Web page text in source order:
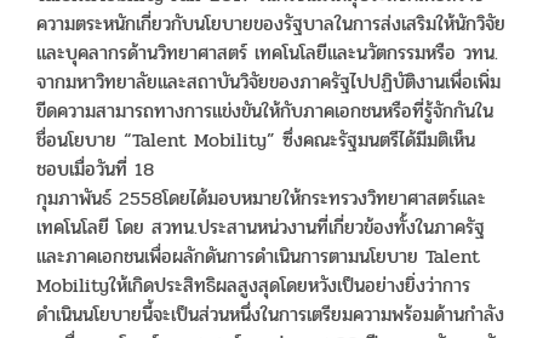
ความตระหนักเกี่ยวกับนโยบายของรัฐบาลในการส่งเสริมให้นักวิจัย
และบุคลากรด้านวิทยาศาสตร์ เทคโนโลยีและนวัตกรรมหรือ วทน.
จากมหาวิทยาลัยและสถาบันวิจัยของภาครัฐไปปฏิบัติงานเพื่อเพิ่ม
ขีดความสามารถทางการแข่งขันให้กับภาคเอกชนหรือที่รู้จักกันใน
ชื่อนโยบาย “Talent Mobility” ซึ่งคณะรัฐมนตรีได้มีมติเห็น
ชอบเมื่อวันที่ 18
กุมภาพันธ์ 2558โดยได้มอบหมายให้กระทรวงวิทยาศาสตร์และ
เทคโนโลยี โดย สวทน.ประสานหน่วงานที่เกี่ยวข้องทั้งในภาครัฐ
และภาคเอกชนเพื่อผลักดันการดำเนินการตามนโยบาย Talent
Mobilityให้เกิดประสิทธิผลสูงสุดโดยหวังเป็นอย่างยิ่งว่าการ
ดำเนินนโยบายนี้จะเป็นส่วนหนึ่งในการเตรียมความพร้อมด้านกำลัง